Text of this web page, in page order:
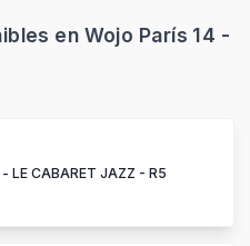
en Wojo París 14 -
LE CABARET JAZZ - R5